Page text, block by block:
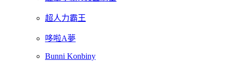
超人力霸王
哆啦A夢
Bunni Konbiny